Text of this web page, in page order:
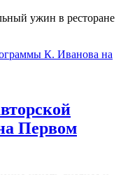
ужин в ресторане
Первом